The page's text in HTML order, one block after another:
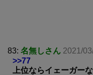
83: 名無しさん 2021/
>>77
上位ならイェーガー